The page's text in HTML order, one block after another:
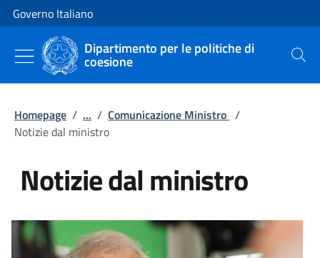
Vai al contenuto
Vai alla navigazione del sito
Governo Italiano
Dipartimento per le politiche di
coesione Cerca
Homepage / ... / Comunicazione Ministro /
Notizie dal ministro
Notizie dal ministro
Tutti i contenuti della pagina